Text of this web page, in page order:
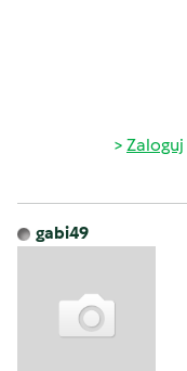
Zaloguj
gabi49